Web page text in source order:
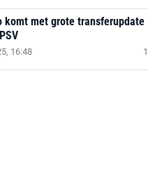
komt met grote transferupdate
16:48 1